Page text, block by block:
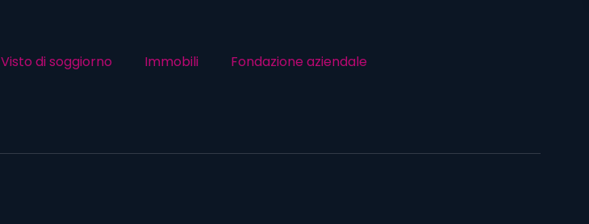
Visto di soggiorno Immobili Fondazione aziendale